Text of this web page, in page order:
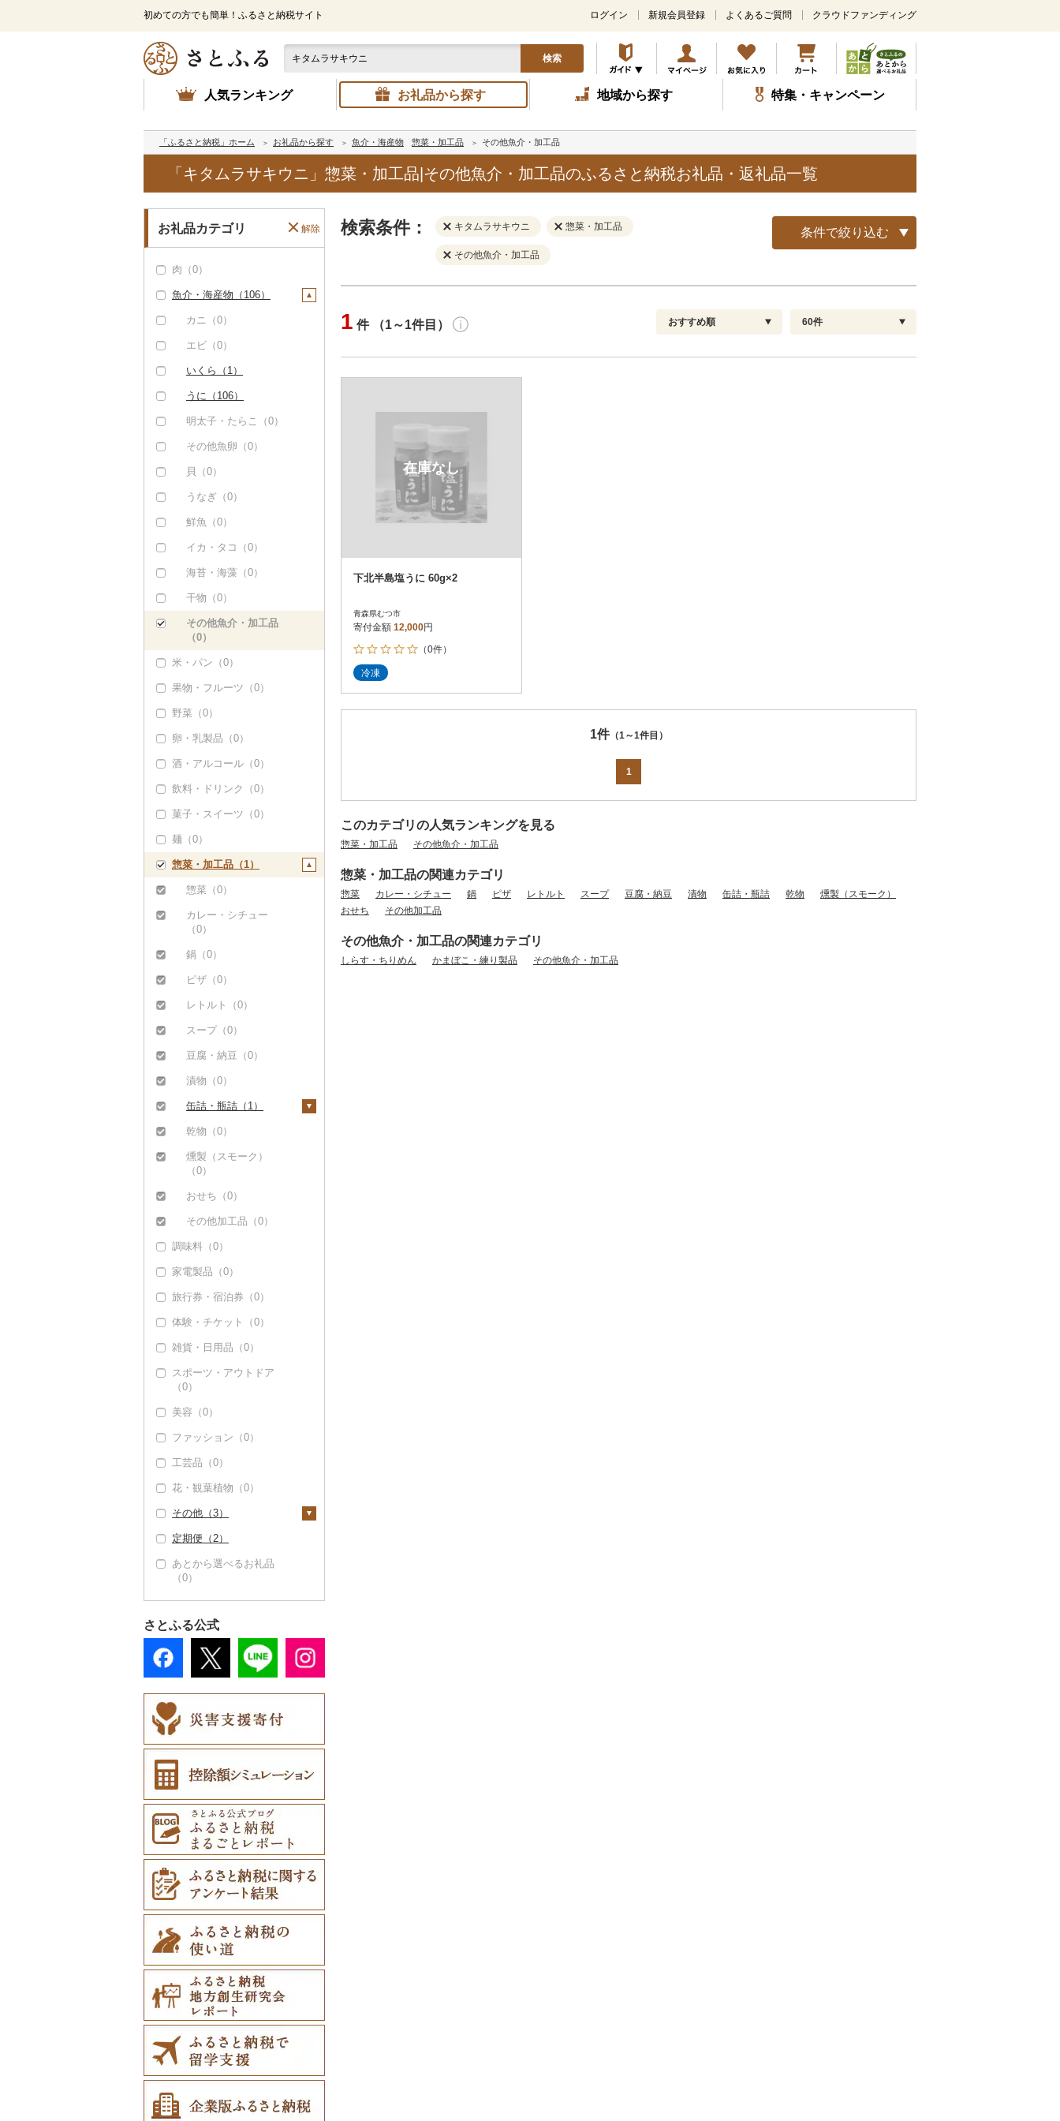
初めての方でも簡単！ふるさと納税サイト
メ
ン
コ
ン
テ
ツ
ス
キ
ッ
ログイン 新規会員登録 よくあるご質問 クラウドファンディング
検索
人気ランキング お礼品から探す 地域から探す 特集・キャンペーン
「ふるさと納税」ホーム お礼品から探す 魚介・海産物 惣菜・加工品 その他魚介・加工品
「キタムラサキウニ」惣菜・加工品|その他魚介・加工品のふるさと納税お礼品・返礼品一覧
お礼品カテゴリ 解除
肉（0）
魚介・海産物（106）
カニ（0）
エビ（0）
いくら（1）
うに（106）
明太子・たらこ（0）
その他魚卵（0）
貝（0）
うなぎ（0）
鮮魚（0）
イカ・タコ（0）
海苔・海藻（0）
干物（0）
その他魚介・加工品
（0）
米・パン（0）
果物・フルーツ（0）
野菜（0）
卵・乳製品（0）
酒・アルコール（0）
飲料・ドリンク（0）
菓子・スイーツ（0）
麺（0）
惣菜・加工品（1）
惣菜（0）
カレー・シチュー
（0）
鍋（0）
ピザ（0）
レトルト（0）
スープ（0）
豆腐・納豆（0）
漬物（0）
缶詰・瓶詰（1）
肉（0）
魚（1）
（0）
乾物（0）
燻製（スモーク）
（0）
おせち（0）
その他加工品（0）
調味料（0）
家電製品（0）
旅行券・宿泊券（0）
体験・チケット（0）
雑貨・日用品（0）
スポーツ・アウトドア
（0）
美容（0）
ファッション（0）
工芸品（0）
花・観葉植物（0）
その他（3）
地域サービス（0）
その他（3）
定期便（2）
あとから選べるお礼品
（0）
さとふる公式
検索条件： キタムラサキウニ 惣菜・加工品
その他魚介・加工品
条件で絞り込む
決済方法
クレジットカード決済
Amazon Pay
楽天ペイ
メルペイ
d払い
解除 配送指定 解除
お届け日時指定可
1 件 （1～1件目） おすすめ順 60件
在庫なし
下北半島塩うに 60g×2
青森県むつ市
寄付金額 12,000円
（0件）
冷凍
1件（1～1件目）
1
このカテゴリの人気ランキングを見る
惣菜・加工品 その他魚介・加工品
惣菜・加工品の関連カテゴリ
惣菜 カレー・シチュー 鍋 ピザ レトルト スープ 豆腐・納豆 漬物 缶詰・瓶詰 乾物
燻製（スモーク）
おせち
その他加工品
その他魚介・加工品の関連カテゴリ
しらす・ちりめん かまぼこ・練り製品 その他魚介・加工品